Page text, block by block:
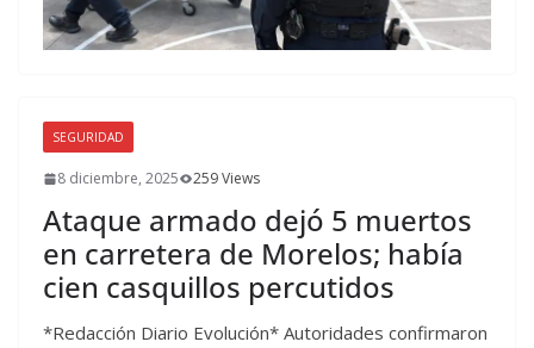
SEGURIDAD
8 diciembre, 2025 259 Views
Ataque armado dejó 5 muertos
en carretera de Morelos; había
cien casquillos percutidos
*Redacción Diario Evolución* Autoridades confirmaron